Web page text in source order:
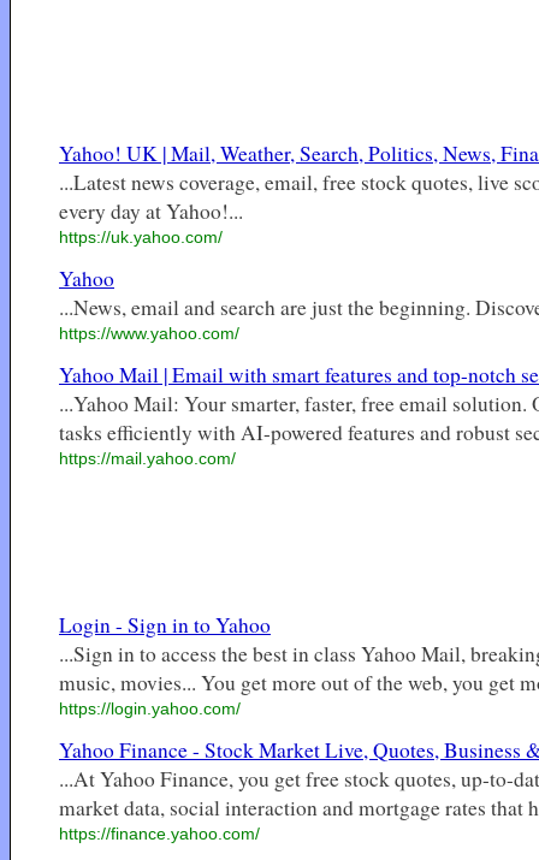
Yahoo! UK | Mail, Weather, Search, Politics, News,
...Latest news coverage, email, free stock quotes, live
every day at Yahoo!...
https://uk.yahoo.com/
Yahoo
...News, email and search are just the beginning.
https://www.yahoo.com/
Yahoo Mail | Email with smart features and top-notch
...Yahoo Mail: Your smarter, faster, free email
tasks efficiently with AI-powered features and robust
https://mail.yahoo.com/
Login - Sign in to Yahoo
...Sign in to access the best in class Yahoo Mail,
music, movies... You get more out of the web, you get
https://login.yahoo.com/
Yahoo Finance - Stock Market Live, Quotes, Business
...At Yahoo Finance, you get free stock quotes, up-to-
market data, social interaction and mortgage rates that
https://finance.yahoo.com/